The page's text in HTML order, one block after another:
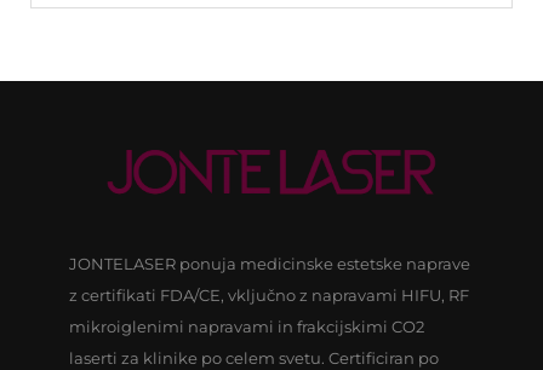
JONTELASER ponuja medicinske estetske naprave
z certifikati FDA/CE, vključno z napravami HIFU, RF
mikroiglenimi napravami in frakcijskimi CO2
laserti za klinike po celem svetu. Certificiran po